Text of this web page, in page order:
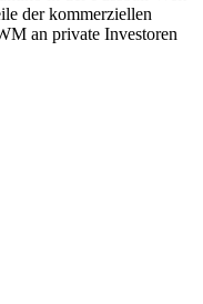
der kommerziellen
an private Investoren